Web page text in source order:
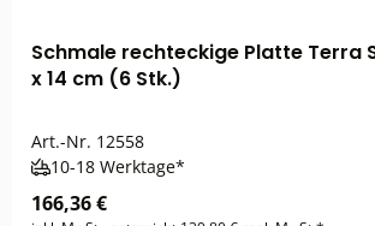
Schmale rechteckige Platte Terra
x 14 cm (6 Stk.)
Art.-Nr. 12558
10-18 Werktage*
166,36 €